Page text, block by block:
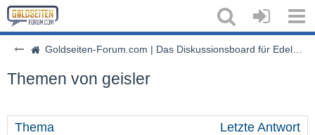
Goldseiten-Forum.com | Das Diskussionsboard für Edelmetalle & Rohstoffe
Themen von geisler
Thema Letzte Antwort